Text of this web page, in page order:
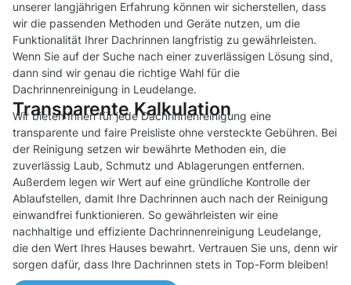
unserer langjährigen Erfahrung können wir sicherstellen, dass
wir die passenden Methoden und Geräte nutzen, um die
Funktionalität Ihrer Dachrinnen langfristig zu gewährleisten.
Wenn Sie auf der Suche nach einer zuverlässigen Lösung sind,
dann sind wir genau die richtige Wahl für die
Dachrinnenreinigung in Leudelange.
Transparente Kalkulation
Wir bieten Ihnen für jede Dachrinnenreinigung eine
transparente und faire Preisliste ohne versteckte Gebühren. Bei
der Reinigung setzen wir bewährte Methoden ein, die
zuverlässig Laub, Schmutz und Ablagerungen entfernen.
Außerdem legen wir Wert auf eine gründliche Kontrolle der
Ablaufstellen, damit Ihre Dachrinnen auch nach der Reinigung
einwandfrei funktionieren. So gewährleisten wir eine
nachhaltige und effiziente Dachrinnenreinigung Leudelange,
die den Wert Ihres Hauses bewahrt. Vertrauen Sie uns, denn wir
sorgen dafür, dass Ihre Dachrinnen stets in Top-Form bleiben!